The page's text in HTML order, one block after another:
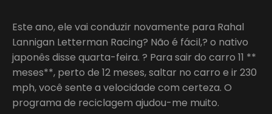
Este ano, ele vai conduzir novamente para Rahal
Lannigan Letterman Racing? Não é fácil,? o nativo
japonês disse quarta-feira. ? Para sair do carro 11 **
meses**, perto de 12 meses, saltar no carro e ir 230
mph, você sente a velocidade com certeza. O
programa de reciclagem ajudou-me muito.